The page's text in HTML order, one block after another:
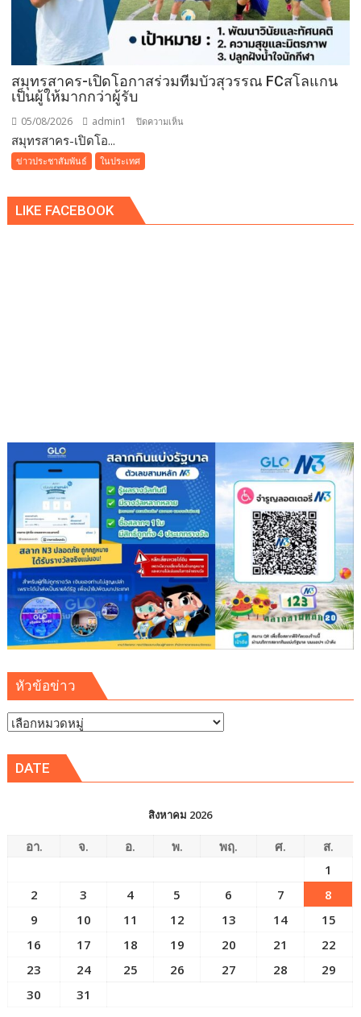
ภูเก็ต
ย่าง
รส
ณ
สมุทรสาคร-เปิดโอกาสร่วมทีมบัวสุวรรณ FCสโลแกน
เป็นผู้ให้มากกว่าผู้รับ
05/08/2026 admin1 ปิดความเห็น
บัว
สมุทรสาคร-เปิดโอ...
ข่าวประชาสัมพันธ์ ในประเทศ
LIKE FACEBOOK
หัวข้อข่าว
หัวข้อ
DATE
สิงหาคม 2026
อา. จ. อ. พ. พฤ. ศ.
ส.
1
2
3 4 5 6 7
8
9
10 11 12 13 14
15
16
17 18 19 20 21
22
23
24 25 26 27 28
29
30
31